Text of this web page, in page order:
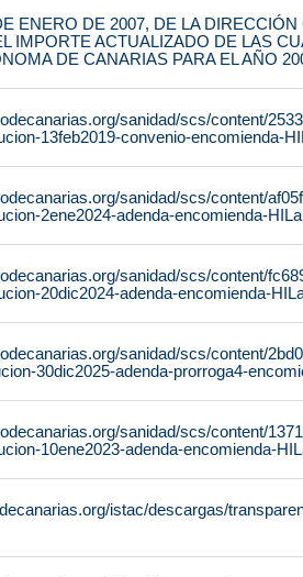
ENERO DE 2007, DE LA
IMPORTE ACTUALIZADO DE LAS
DE CANARIAS PARA EL AÑO
sanidad/scs/content/
13feb2019-convenio-encomienda-
sanidad/scs/content/
2ene2024-adenda-encomienda-
sanidad/scs/content/
20dic2024-adenda-encomienda-
sanidad/scs/content/
30dic2025-adenda-prorroga4-
sanidad/scs/content/
10ene2023-adenda-encomienda-
istac/descargas/